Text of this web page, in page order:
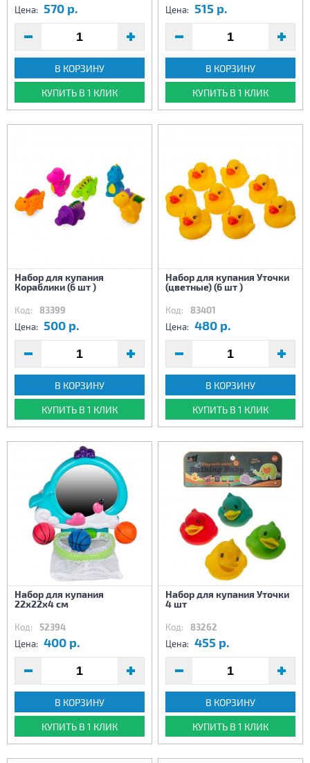
Цена: 570 р.
В КОРЗИНУ
КУПИТЬ В 1 КЛИК
Цена: 515 р.
В КОРЗИНУ
КУПИТЬ В 1 КЛИК
Набор для купания
Кораблики (6 шт )
Код: 83399
Цена: 500 р.
В КОРЗИНУ
КУПИТЬ В 1 КЛИК
Набор для купания Уточки
(цветные) (6 шт )
Код: 83401
Цена: 480 р.
В КОРЗИНУ
КУПИТЬ В 1 КЛИК
Набор для купания
22х22х4 см
Код: 52394
Цена: 400 р.
В КОРЗИНУ
КУПИТЬ В 1 КЛИК
Набор для купания Уточки
4 шт
Код: 83262
Цена: 455 р.
В КОРЗИНУ
КУПИТЬ В 1 КЛИК